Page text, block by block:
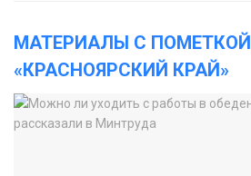
МАТЕРИАЛЫ С ПОМЕТКОЙ
«КРАСНОЯРСКИЙ КРАЙ»